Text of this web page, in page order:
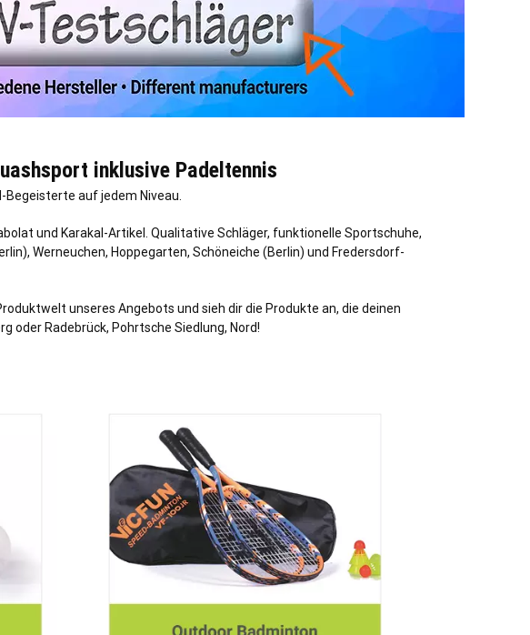
inklusive Padeltennis
Begeisterte auf jedem Niveau.
und Karakal-Artikel. Qualitative Schläger, funktionelle Sportschuhe,
Werneuchen, Hoppegarten, Schöneiche (Berlin) und Fredersdorf-
unseres Angebots und sieh dir die Produkte an, die deinen
oder Radebrück, Pohrtsche Siedlung, Nord!